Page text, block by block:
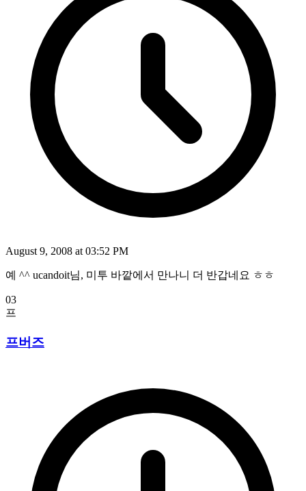
August 9, 2008 at 03:52 PM
예 ^^ ucandoit님, 미투 바깥에서 만나니 더 반갑네요 ㅎㅎ
03
프
프버즈